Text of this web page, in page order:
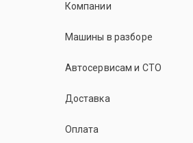
Компании
Машины в разборе
Автосервисам и СТО
Доставка
Оплата